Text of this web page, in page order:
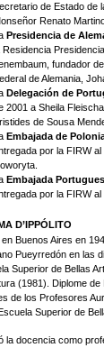
de Estado de
Renato
Presidencia de
Residencia
fundador
de Alemania,
Delegación de
2001 a Sheila
de Sousa
Embajada de
por la FIRW
Embajada
por la FIRW al
D’IPPÓLITO
Buenos Aires en
Pueyrredón en las
Superior de Bellas
(1981). Diplome
de los Profesores
Superior de
la docencia como